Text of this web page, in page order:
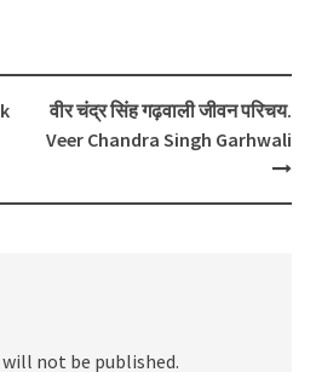
वीर चंद्र सिंह गढ़वाली जीवन परिचय.
Veer Chandra Singh Garhwali
will not be published.